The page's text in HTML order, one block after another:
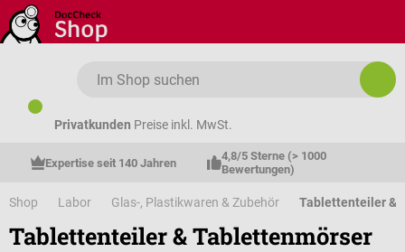
Zum Hauptinhalt springen
Privatkunden Preise inkl. MwSt.
Expertise seit 140 Jahren
4,8/5 Sterne (> 1000
Bewertungen)
Shop Labor Glas-, Plastikwaren & Zubehör Tablettenteiler &
Tablettenteiler & Tablettenmörser